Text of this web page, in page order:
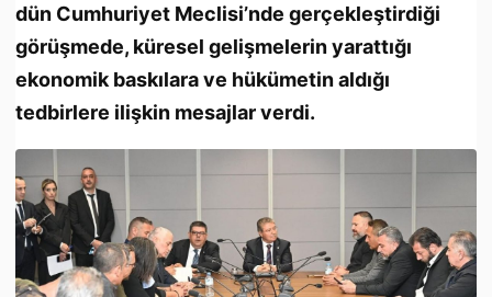
dün Cumhuriyet Meclisi’nde gerçekleştirdiği
görüşmede, küresel gelişmelerin yarattığı
ekonomik baskılara ve hükümetin aldığı
tedbirlere ilişkin mesajlar verdi.